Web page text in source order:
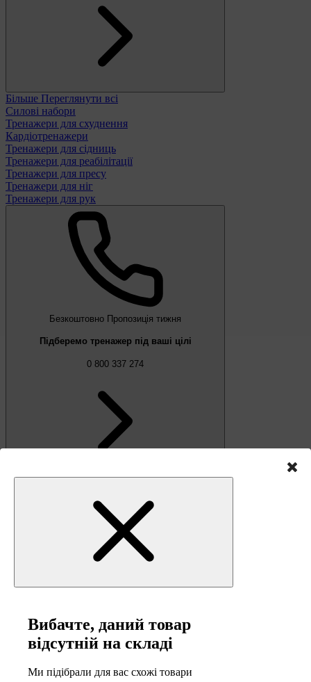
Більше Переглянути всі
Силові набори
Тренажери для схуднення
Кардіотренажери
Тренажери для сідниць
Тренажери для реабілітації
Тренажери для пресу
Тренажери для ніг
Тренажери для рук
Безкоштовно Пропозиція тижня
Підберемо тренажер під ваші цілі
0 800 337 274
Вибачте, даний товар
відсутній на складі
Ми підібрали для вас схожі товари